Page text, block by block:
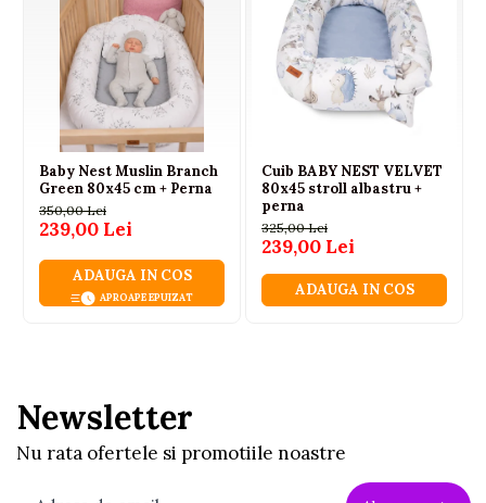
Baby Nest Muslin Branch
Green 80x45 cm + Perna
350,00 Lei
239,00 Lei
ADAUGA IN COS
APROAPE EPUIZAT
Cuib BABY NEST VELVET
80x45 stroll albastru +
perna
325,00 Lei
239,00 Lei
ADAUGA IN COS
Newsletter
Nu rata ofertele si promotiile noastre